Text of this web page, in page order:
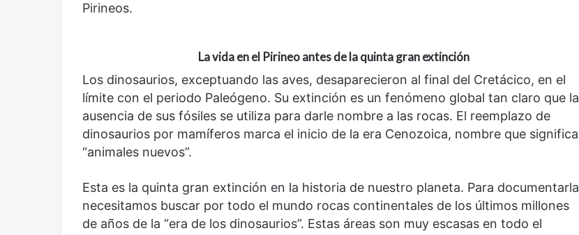
Pirineos.
La vida en el Pirineo antes de la quinta gran extinción
Los dinosaurios, exceptuando las aves, desaparecieron al final del Cretácico, en el
límite con el periodo Paleógeno. Su extinción es un fenómeno global tan claro que la
ausencia de sus fósiles se utiliza para darle nombre a las rocas. El reemplazo de
dinosaurios por mamíferos marca el inicio de la era Cenozoica, nombre que significa
“animales nuevos”.
Esta es la quinta gran extinción en la historia de nuestro planeta. Para documentarla
necesitamos buscar por todo el mundo rocas continentales de los últimos millones
de años de la “era de los dinosaurios”. Estas áreas son muy escasas en todo el
Nueva droga Obradorista